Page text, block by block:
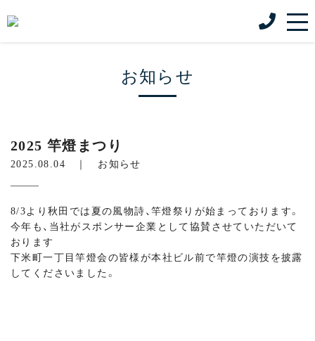
お知らせ
2025 竿燈まつり
2025.08.04 ｜ お知らせ
8/3より秋田では夏の風物詩、竿燈祭りが始まっております。
今年も、当社がスポンサー企業として協賛させていただいて
おります
下米町一丁目竿燈会の皆様が本社ビル前で竿燈の演技を披露
してくださいました。